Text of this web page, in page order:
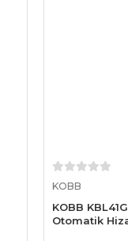
KOBB
KOBB
Otomatik